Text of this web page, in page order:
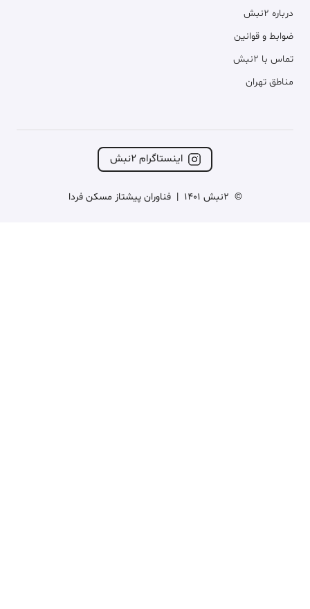
درباره ۲نبش
ضوابط و قوانین
تماس با ۲نبش
مناطق تهران
اینستاگرام ۲نبش
© 2نبش 1401 | فناوران پیشتاز مسکن فردا